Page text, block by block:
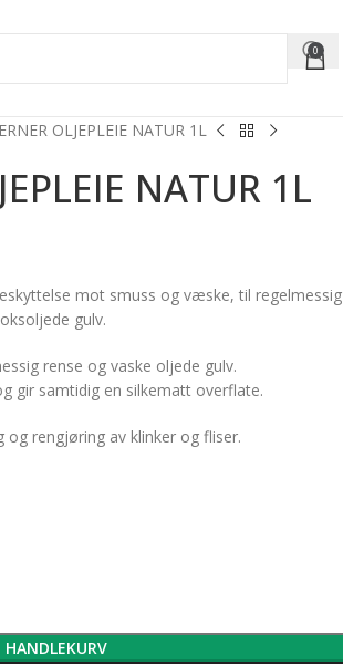
0
OLJEPLEIE NATUR 1L
NATUR 1L
mot smuss og væske, til regelmessig
gulv.
rense og vaske oljede gulv.
gir samtidig en silkematt overflate.
rengjøring av klinker og fliser.
HANDLEKURV